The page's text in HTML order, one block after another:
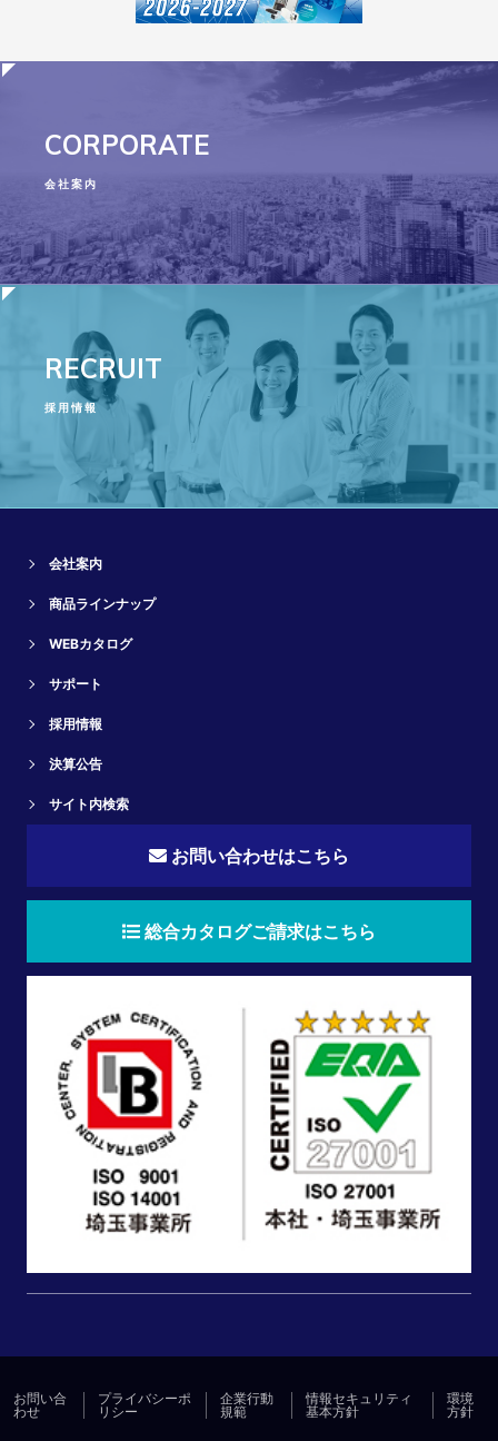
CORPORATE
会社案内
RECRUIT
採用情報
会社案内
商品ラインナップ
WEBカタログ
サポート
採用情報
決算公告
サイト内検索
お問い合わせはこちら
総合カタログご請求はこちら
お問い合
わせ
プライバシーポ
リシー
企業行動
規範
情報セキュリティ
基本方針
環境
方針